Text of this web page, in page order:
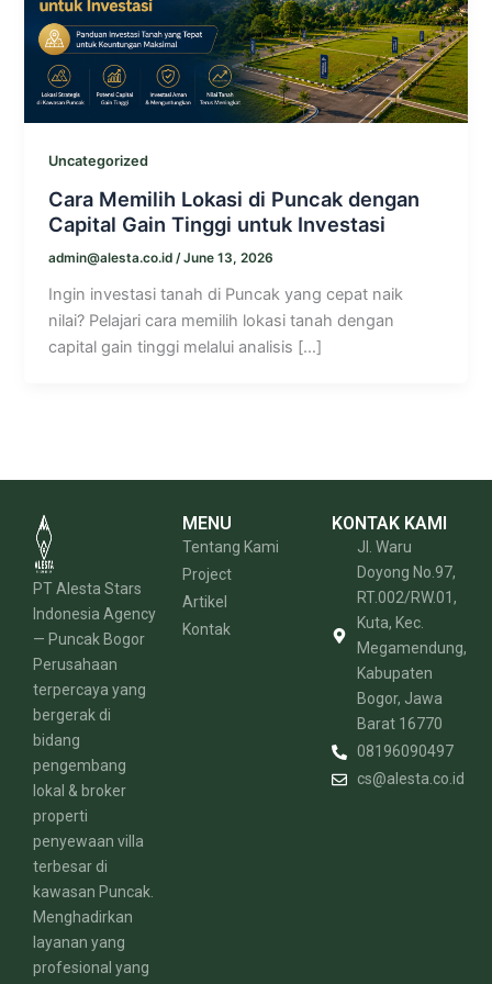
Uncategorized
Cara Memilih Lokasi di Puncak dengan
Capital Gain Tinggi untuk Investasi
admin@alesta.co.id /June 13, 2026
Ingin investasi tanah di Puncak yang cepat naik
nilai? Pelajari cara memilih lokasi tanah dengan
capital gain tinggi melalui analisis […]
PT Alesta Stars
Indonesia Agency
— Puncak Bogor
Perusahaan
terpercaya yang
bergerak di
bidang
pengembang
lokal & broker
properti
penyewaan villa
terbesar di
kawasan Puncak.
Menghadirkan
layanan yang
profesional yang
MENU
Tentang Kami
Project
Artikel
Kontak
KONTAK KAMI
Jl. Waru
Doyong No.97,
RT.002/RW.01,
Kuta, Kec.
Megamendung,
Kabupaten
Bogor, Jawa
Barat 16770
08196090497
cs@alesta.co.id